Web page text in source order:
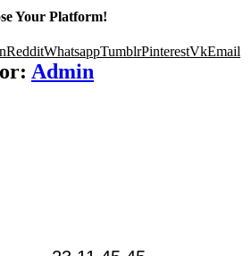
Your Platform!
RedditWhatsappTumblrPinterestVkEmail
Admin